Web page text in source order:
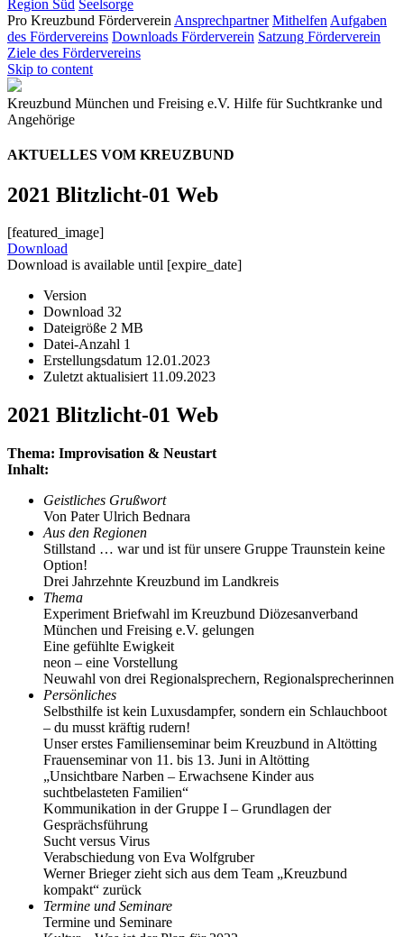
Region Süd Seelsorge
Pro Kreuzbund Förderverein Ansprechpartner Mithelfen Aufgaben
des Fördervereins Downloads Förderverein Satzung Förderverein
Ziele des Fördervereins
Skip to content
Kreuzbund München und Freising e.V. Hilfe für Suchtkranke und
Angehörige
AKTUELLES VOM KREUZBUND
2021 Blitzlicht-01 Web
[featured_image]
Download
Download is available until [expire_date]
Version
Download 32
Dateigröße 2 MB
Datei-Anzahl 1
Erstellungsdatum 12.01.2023
Zuletzt aktualisiert 11.09.2023
2021 Blitzlicht-01 Web
Thema: Improvisation & Neustart
Inhalt:
Geistliches Grußwort
Von Pater Ulrich Bednara
Aus den Regionen
Stillstand … war und ist für unsere Gruppe Traunstein keine
Option!
Drei Jahrzehnte Kreuzbund im Landkreis
Thema
Experiment Briefwahl im Kreuzbund Diözesanverband
München und Freising e.V. gelungen
Eine gefühlte Ewigkeit
neon – eine Vorstellung
Neuwahl von drei Regionalsprechern, Regionalsprecherinnen
Persönliches
Selbsthilfe ist kein Luxusdampfer, sondern ein Schlauchboot
– du musst kräftig rudern!
Unser erstes Familienseminar beim Kreuzbund in Altötting
Frauenseminar von 11. bis 13. Juni in Altötting
„Unsichtbare Narben – Erwachsene Kinder aus
suchtbelasteten Familien“
Kommunikation in der Gruppe I – Grundlagen der
Gesprächsführung
Sucht versus Virus
Verabschiedung von Eva Wolfgruber
Werner Brieger zieht sich aus dem Team „Kreuzbund
kompakt“ zurück
Termine und Seminare
Termine und Seminare